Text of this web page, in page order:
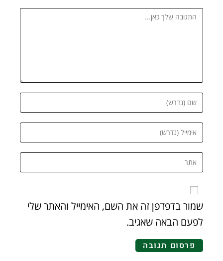
שמור בדפדפן זה את השם, האימייל והאתר שלי
לפעם הבאה שאגיב.